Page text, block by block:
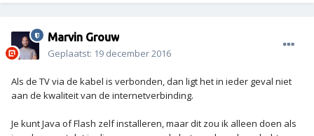
Marvin Grouw
Geplaatst: 19 december 2016
Als de TV via de kabel is verbonden, dan ligt het in ieder geval niet
aan de kwaliteit van de internetverbinding.
Je kunt Java of Flash zelf installeren, maar dit zou ik alleen doen als